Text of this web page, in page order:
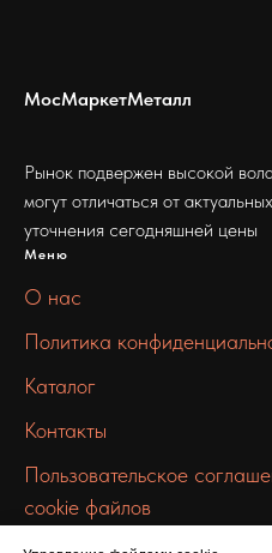
МосМаркетМеталл
Рынок подвержен высокой
могут отличаться от
уточнения сегодняшней цены
Меню
О нас
Политика
Каталог
Контакты
Пользовательское
cookie файлов